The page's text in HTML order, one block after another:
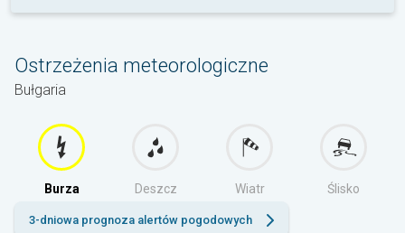
Ostrzeżenia meteorologiczne
Bułgaria
Burza Deszcz Wiatr Ślisko
3-dniowa prognoza alertów pogodowych